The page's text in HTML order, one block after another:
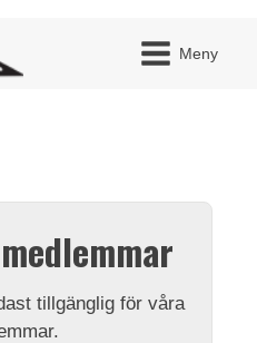
Meny
tillgänglig för våra